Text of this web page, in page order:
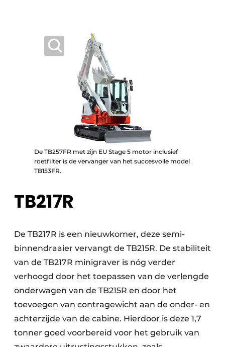
De TB257FR met zijn EU Stage 5 motor inclusief
roetfilter is de vervanger van het succesvolle model
TB153FR.
TB217R
De TB217R is een nieuwkomer, deze semi-
binnendraaier vervangt de TB215R. De stabiliteit
van de TB217R minigraver is nóg verder
verhoogd door het toepassen van de verlengde
onderwagen van de TB215R en door het
toevoegen van contragewicht aan de onder- en
achterzijde van de cabine. Hierdoor is deze 1,7
tonner goed voorbereid voor het gebruik van